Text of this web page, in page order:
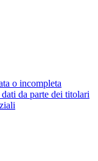
o incompleta
da parte dei titolari